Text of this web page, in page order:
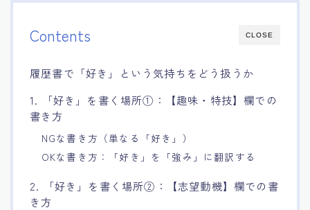
14.デジタル化やAIの進化がもたらす影響
CLOSE
Contents
履歴書で「好き」という気持ちをどう扱うか
1. 「好き」を書く場所①：【趣味・特技】欄での
書き方
NGな書き方（単なる「好き」）
OKな書き方：「好き」を「強み」に翻訳する
2. 「好き」を書く場所②：【志望動機】欄での書
き方